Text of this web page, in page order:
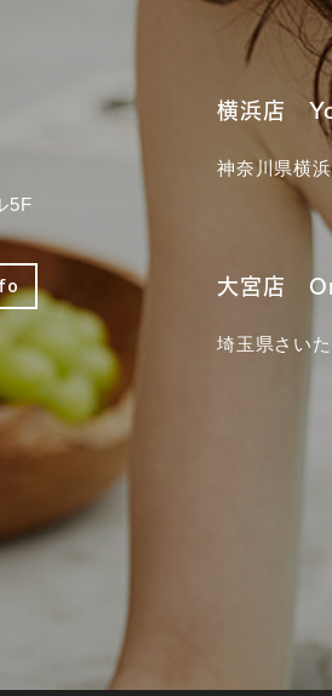
5F
横浜店
神奈川県横
大宮店
埼玉県さい